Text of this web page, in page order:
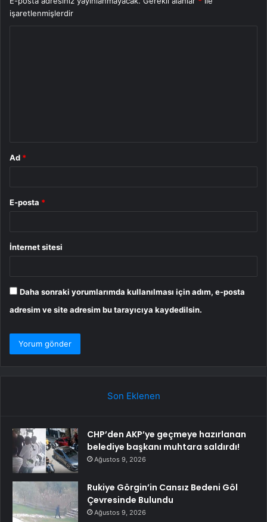
işaretlenmişlerdir
Ad *
E-posta *
İnternet sitesi
Daha sonraki yorumlarımda kullanılması için adım, e-posta
adresim ve site adresim bu tarayıcıya kaydedilsin.
Son Eklenen
CHP’den AKP’ye geçmeye hazırlanan
belediye başkanı muhtara saldırdı!
Ağustos 9, 2026
Rukiye Görgin’in Cansız Bedeni Göl
Çevresinde Bulundu
Ağustos 9, 2026